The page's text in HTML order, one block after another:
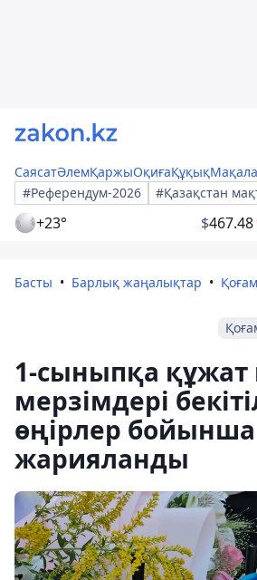
СаясатӘлемҚаржыОқиғаҚұқық
#Референдум-2026
#Қазақстан
+23° $467.48
Басты Барлық жаңалықтар
1-сыныпқа құжат
мерзімдері
өңірлер бойынша
жарияланды